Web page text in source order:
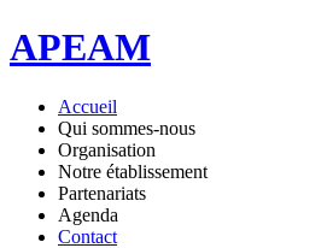
APEAM
Accueil
Qui sommes-nous
Organisation
Notre établissement
Partenariats
Agenda
Contact